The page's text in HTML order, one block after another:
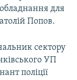
для
Попов.
сектору
УП
поліції